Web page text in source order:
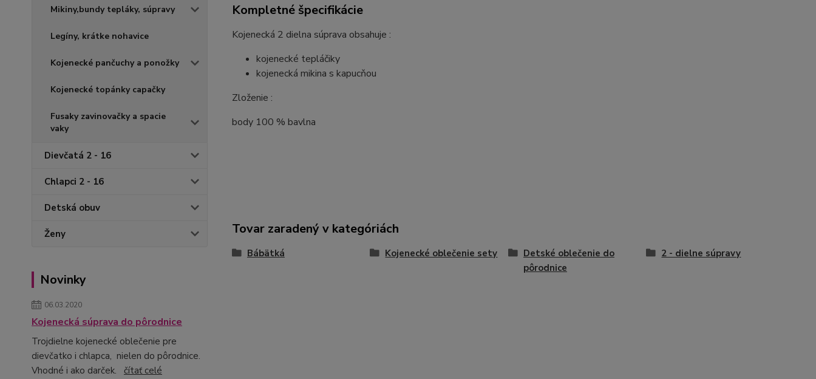
Mikiny,bundy tepláky, súpravy
Legíny, krátke nohavice
Kojenecké pančuchy a ponožky
Kojenecké topánky capačky
Fusaky zavinovačky a spacie
vaky
Dievčatá 2 - 16
Chlapci 2 - 16
Detská obuv
Ženy
Novinky
06.03.2020
Kojenecká súprava do pôrodnice
Trojdielne kojenecké oblečenie pre
dievčatko i chlapca, nielen do pôrodnice.
Vhodné i ako darček. čítať celé
Kompletné špecifikácie
Kojenecká 2 dielna súprava obsahuje :
kojenecké tepláčiky
kojenecká mikina s kapucňou
Zloženie :
body 100 % bavlna
Tovar zaradený v kategóriách
Bábätká Kojenecké oblečenie sety
Detské oblečenie do
pôrodnice
2 - dielne súpravy